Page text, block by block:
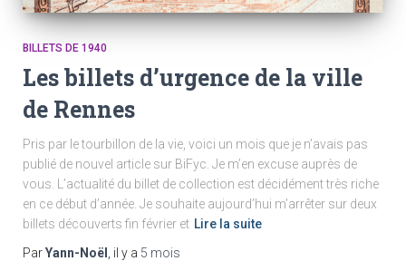
BILLETS DE 1940
Les billets d’urgence de la ville
de Rennes
Pris par le tourbillon de la vie, voici un mois que je n’avais pas
publié de nouvel article sur BiFyc. Je m’en excuse auprès de
vous. L’actualité du billet de collection est décidément très riche
en ce début d’année. Je souhaite aujourd’hui m’arrêter sur deux
billets découverts fin février et Lire la suite
ParYann-Noël , il y a 5 mois